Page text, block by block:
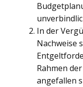
In der
Nachweise
Rahmen
angefallen